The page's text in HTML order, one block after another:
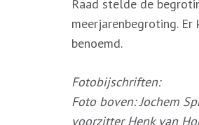
Raad stelde de
meerjarenbegroting. Er
benoemd.
Fotobijschriften:
Foto boven: Jochem
voorzitter Henk van